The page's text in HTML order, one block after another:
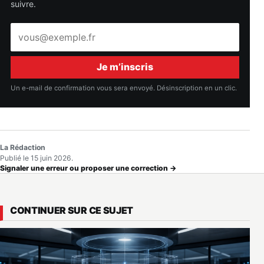
suivre.
mail
Je m’inscris
Un e-mail de confirmation vous sera envoyé. Désinscription en un clic.
La Rédaction
Publié le 15 juin 2026.
Signaler une erreur ou proposer une correction →
CONTINUER SUR CE SUJET